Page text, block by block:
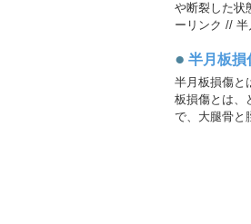
や断裂した状
ーリンク //
● 半月板損
半月板損傷と
板損傷とは、
で、大腿骨